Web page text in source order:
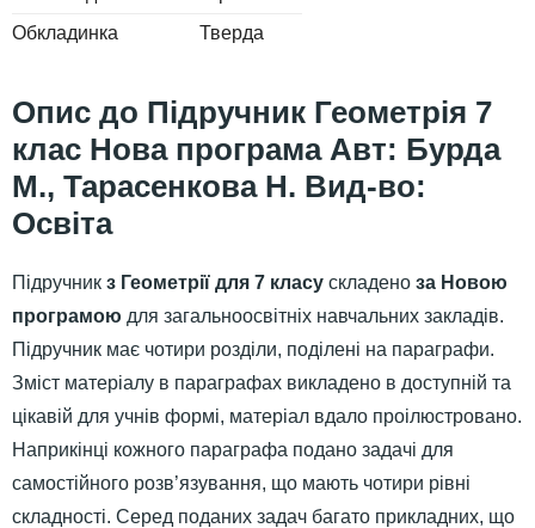
Обкладинка
Тверда
Підручник Геометрія 7
клас Нова програма Авт: Бурда
М., Тарасенкова Н. Вид-во:
Освіта
Підручник з Геометрії для 7 класу складено за Новою
програмою для загальноосвітніх навчальних закладів.
Підручник має чотири розділи, поділені на параграфи.
Зміст матеріалу в параграфах викладено в доступній та
цікавій для учнів формі, матеріал вдало проілюстровано.
Наприкінці кожного параграфа подано задачі для
самостійного розв’язування, що мають чотири рівні
складності. Серед поданих задач багато прикладних, що